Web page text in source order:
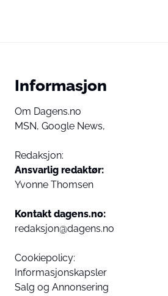
Informasjon
Om Dagens.no
MSN, Google News,
Redaksjon:
Ansvarlig redaktør:
Yvonne Thomsen
Kontakt dagens.no:
redaksjon@dagens.no
Cookiepolicy:
Informasjonskapsler
Salg og Annonsering